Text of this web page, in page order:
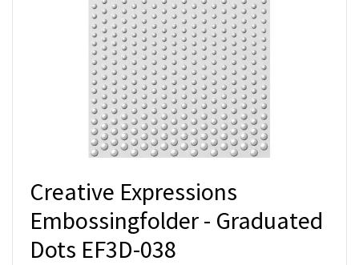
Creative Expressions
Embossingfolder - Graduated
Dots EF3D-038